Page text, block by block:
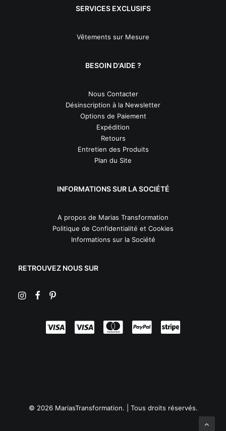
SERVICES EXCLUSIFS
Vêtements sur Mesure
BESOIN D'AIDE ?
Nous Contacter
Désinscription à la Newsletter
Options de Paiement
Expédition
Retours
Entretien des Produits
Plan du Site
INFORMATIONS SUR LA SOCIÉTÉ
A propos de Marias Transformation
Politique de Confidentialité et Cookies
Informations sur la Société
RETROUVEZ NOUS SUR
© 2026 MariasTransformation. | Tous droits réservés.